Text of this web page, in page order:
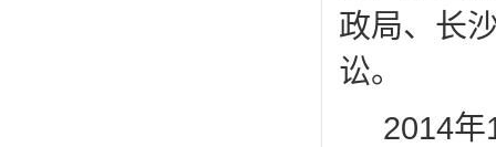
政局、长
讼。
2014年